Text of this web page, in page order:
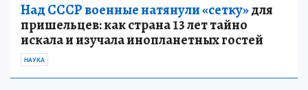
Над СССР военные натянули «сетку»для
пришельцев: как страна 13 лет тайно
искала и изучала инопланетных гостей
НАУКА